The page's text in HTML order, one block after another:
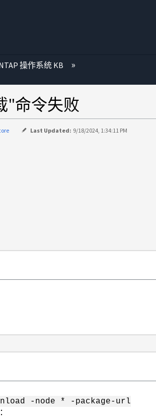
操作系统 KB
"命令失败
Last Updated: 9/18/2024, 1:34:11 PM
-node * -package-url